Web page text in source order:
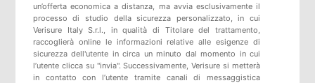
un’offerta economica a distanza, ma avvia esclusivamente il
processo di studio della sicurezza personalizzato, in cui
Verisure Italy S.r.l., in qualità di Titolare del trattamento,
raccoglierà online le informazioni relative alle esigenze di
sicurezza dell'utente in circa un minuto dal momento in cui
l’utente clicca su "invia". Successivamente, Verisure si metterà
in contatto con l’utente tramite canali di messaggistica